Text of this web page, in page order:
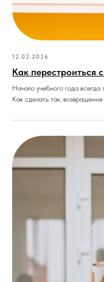
12.02.2026
Как перестроиться
Начало учебного года
Как сделать так,